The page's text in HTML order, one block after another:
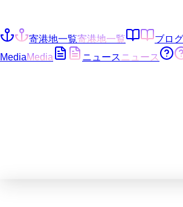
寄港地一覧寄港地一覧 ブログ
MediaMedia ニュース ニュース